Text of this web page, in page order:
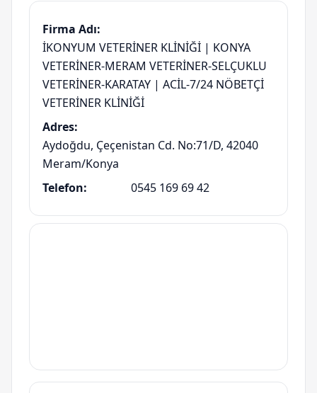
Firma Adı:
İKONYUM VETERİNER KLİNİĞİ | KONYA
VETERİNER-MERAM VETERİNER-SELÇUKLU
VETERİNER-KARATAY | ACİL-7/24 NÖBETÇİ
VETERİNER KLİNİĞİ
Adres:
Aydoğdu, Çeçenistan Cd. No:71/D, 42040
Meram/Konya
Telefon:
0545 169 69 42